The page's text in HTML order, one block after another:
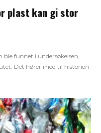
plast kan gi stor
funnet i undersøkelsen,
Det hører med til historien